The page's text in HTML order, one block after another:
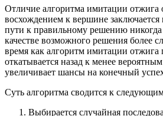
Отличие алгоритма имитации отжига
восхождением к вершине
пути к правильному решению
качестве возможного решения более
время как алгоритм имитации отжига
откатывается назад к менее
увеличивает шансы на конечный
Суть алгоритма сводится к
Выбирается случайная